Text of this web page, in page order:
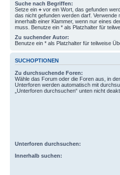
Suche nach Begriffen:
Setze ein + vor ein Wort, das gefunden
das nicht gefunden werden darf.
innerhalb einer Klammer, wenn nur eines
muss. Benutze ein * als Platzhalter für
Zu suchender Autor:
Benutze ein * als Platzhalter für teilweise
SUCHOPTIONEN
Zu durchsuchende Foren:
Wähle das Forum oder die Foren aus, in
Unterforen werden automatisch mit
„Unterforen durchsuchen“ unten nicht
Unterforen durchsuchen:
Innerhalb suchen: